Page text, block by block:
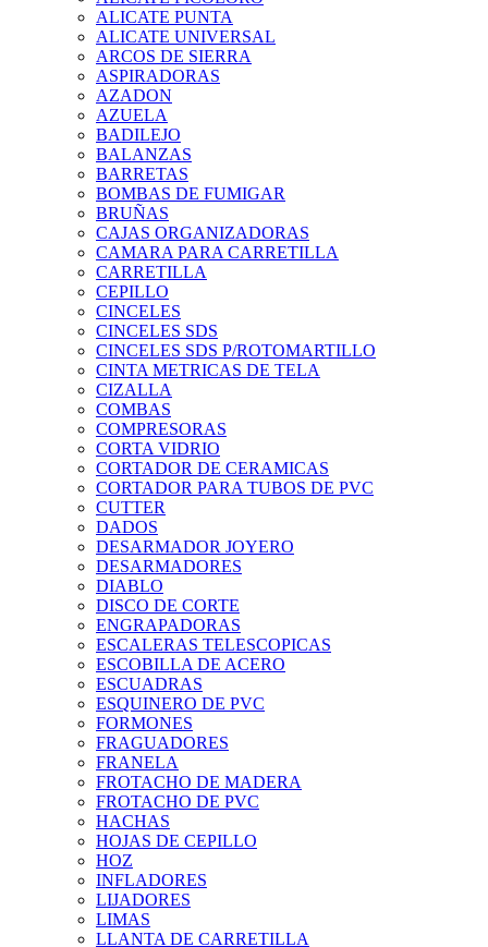
ALICATE PUNTA
ALICATE UNIVERSAL
ARCOS DE SIERRA
ASPIRADORAS
AZADON
AZUELA
BADILEJO
BALANZAS
BARRETAS
BOMBAS DE FUMIGAR
BRUÑAS
CAJAS ORGANIZADORAS
CAMARA PARA CARRETILLA
CARRETILLA
CEPILLO
CINCELES
CINCELES SDS
CINCELES SDS P/ROTOMARTILLO
CINTA METRICAS DE TELA
CIZALLA
COMBAS
COMPRESORAS
CORTA VIDRIO
CORTADOR DE CERAMICAS
CORTADOR PARA TUBOS DE PVC
CUTTER
DADOS
DESARMADOR JOYERO
DESARMADORES
DIABLO
DISCO DE CORTE
ENGRAPADORAS
ESCALERAS TELESCOPICAS
ESCOBILLA DE ACERO
ESCUADRAS
ESQUINERO DE PVC
FORMONES
FRAGUADORES
FRANELA
FROTACHO DE MADERA
FROTACHO DE PVC
HACHAS
HOJAS DE CEPILLO
HOZ
INFLADORES
LIJADORES
LIMAS
LLANTA DE CARRETILLA